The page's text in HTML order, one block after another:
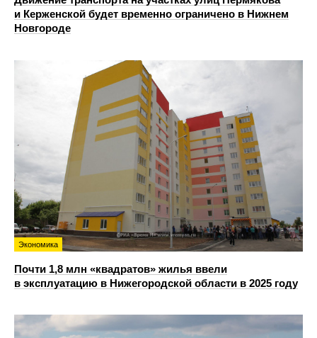
и Керженской будет временно ограничено в Нижнем
Новгороде
Экономика
Почти 1,8 млн «квадратов» жилья ввели
в эксплуатацию в Нижегородской области в 2025 году